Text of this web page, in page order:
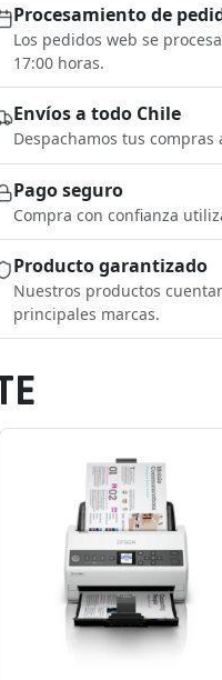
Procesamiento de
Los pedidos web se
17:00 horas.
Envíos a todo Chile
Despachamos tus
Pago seguro
Compra con confianza
Producto garantizado
Nuestros productos
principales marcas.